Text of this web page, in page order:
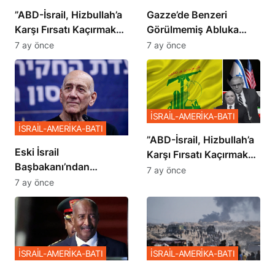
​​​​​​​”ABD-İsrail, Hizbullah’a
Karşı Fırsatı Kaçırmak
İstemiyor”
7 ay önce
​​​​​​​Gazze’de Benzeri
Görülmemiş Abluka
Planı
7 ay önce
Eski İsrail
Başbakanı’ndan
Netanyahu’ya Ağır
Sözler
İSRAİL-AMERİKA-BATI
7 ay önce
​​​​​​​”ABD-İsrail, Hizbullah’a
Karşı Fırsatı Kaçırmak
İstemiyor”
İSRAİL-AMERİKA-BATI
7 ay önce
İSRAİL-AMERİKA-BATI İSRAİL-AMERİKA-BATI